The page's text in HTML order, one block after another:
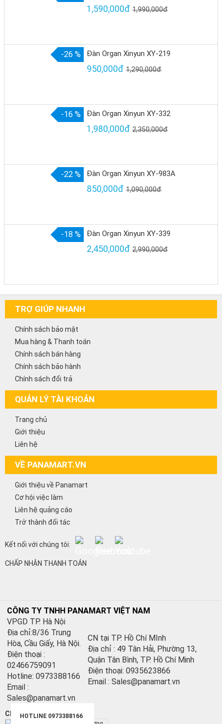
1,590,000đ 1,990,000đ
-26 % Đàn Organ Xinyun XY-219
950,000đ 1,290,000đ
-16 % Đàn Organ Xinyun XY-332
1,980,000đ 2,350,000đ
-22 % Đàn Organ Xinyun XY-983A
850,000đ 1,090,000đ
-18 % Đàn Organ Xinyun XY-339
2,450,000đ 2,990,000đ
TRỢ GIÚP NHANH
Chính sách bảo mật
Mua hàng & Thanh toán
Chính sách bán hàng
Chính sách bảo hành
Chính sách đổi trả
QUẢN LÝ TÀI KHOẢN
Trang chủ
Giới thiệu
Liên hệ
VỀ PANAMART.VN
Giới thiệu về Panamart
Cơ hội việc làm
Liên hệ quảng cáo
Trở thành đối tác
Kết nối với chúng tôi:
CHẤP NHẬN THANH TOÁN
CÔNG TY TNHH PANAMART VIỆT NAM
VPGD TP. Hà Nội
Địa chỉ:8/36 Trung
Hòa, Cầu Giấy, Hà Nội.
Điện thoại :
02466759091
Hotline: 0973388166
Email :
Sales@panamart.vn
CN tại TP. Hồ Chí MInh
Địa chỉ : 49 Tân Hải, Phường 13,
Quận Tân Bình, TP. Hồ Chí Minh
Điện thoại: 0935623866
Email : Sales@panamart.vn
Chứng nhận:
HOTLINE 0973388166